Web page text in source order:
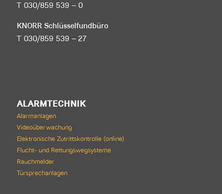
T 030/859 539 – 0
KNORR Schlüsselfundbüro
T 030/859 539 – 27
ALARMTECHNIK
Alarmanlagen
Videoüberwachung
Elektronische Zutrittskontrolle (online)
Flucht- und Rettungswegsysteme
Rauchmelder
Türsprechanlagen